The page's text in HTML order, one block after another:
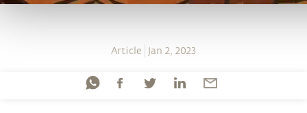
Article Jan 2, 2023